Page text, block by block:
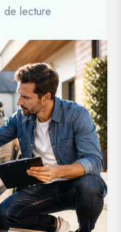
de lecture